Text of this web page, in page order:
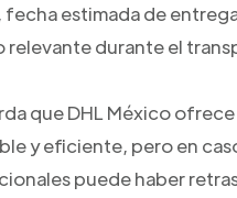
fecha estimada de
relevante durante el
que DHL México
y eficiente, pero en
puede haber